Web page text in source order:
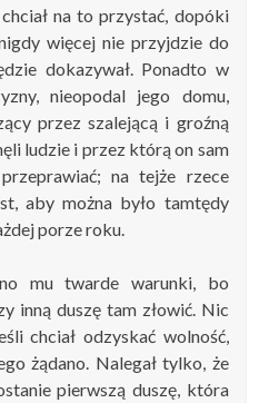
na to przystać, dopóki
więcej nie przyjdzie do
dokazywał. Ponadto w
nieopodal jego domu,
przez szalejącą i groźną
ludzie i przez którą on sam
na tejże rzece
aby można było tamtędy
porze roku.
mu twarde warunki, bo
inną duszę tam złowić. Nic
chciał odzyskać wolność,
żądano. Nalegał tylko, że
pierwszą duszę, która